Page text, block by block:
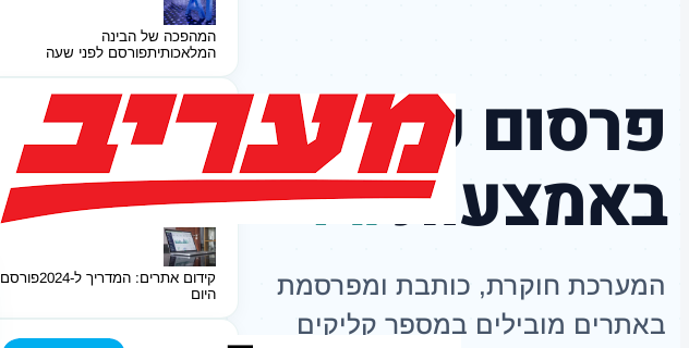
המהפכה של הבינה
המלאכותיתפורסם לפני שעה
קידום אתרים: המדריך ל-2024
פורסם
היום
פרסום כתבות
באמצעותAI
המערכת חוקרת, כותבת ומפרסמת
באתרים מובילים במספר קליקים